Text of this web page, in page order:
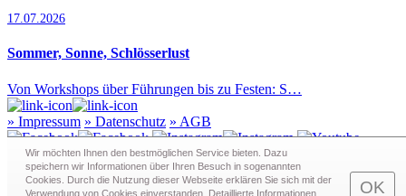
17.07.2026
Sommer, Sonne, Schlösserlust
Von Workshops über Führungen bis zu Festen: S…
» Impressum » Datenschutz » AGB
Redaktion · Graf-Schack-Alle 8 · 19053 Schwerin
Wir möchten Ihnen den bestmöglichen Service bieten. Dazu
speichern wir Informationen über Ihren Besuch in sogenann­ten
Cookies. Durch die Nutzung dieser Webseite erklären Sie sich mit der
Verwendung von Cookies einverstanden. Detaillierte Informationen
OK